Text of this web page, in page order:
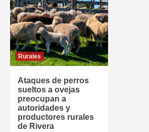
Rurales
Ataques de perros
sueltos a ovejas
preocupan a
autoridades y
productores rurales
de Rivera